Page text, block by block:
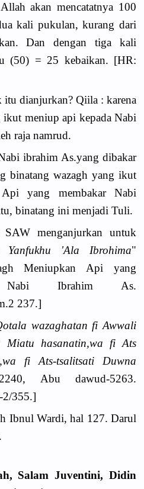
akan mencatatnya 100
kali pukulan, kurang dari
Dan dengan tiga kali
(50) = 25 kebaikan. [HR:
itu dianjurkan? Qiila : karena
ikut meniup api kepada Nabi
raja namrud.
ibrahim As.yang dibakar
binatang wazagh yang ikut
yang membakar Nabi
binatang ini menjadi Tuli.
menganjurkan untuk
Yanfukhu 'Ala Ibrohima"
Meniupkan Api yang
Nabi Ibrahim As.
237.]
wazaghatan fi Awwali
Miatu hasanatin,wa fi Ats
fi Ats-tsalitsati Duwna
Abu dawud-5263.
355.]
Ibnul Wardi, hal 127. Darul
Salam Juventini, Didin